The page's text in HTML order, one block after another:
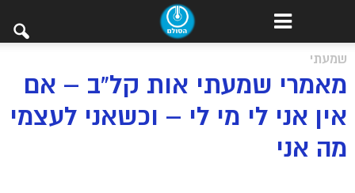
שמעתי
מאמרי שמעתי אות קל”ב – אם
אין אני לי מי לי – וכשאני לעצמי
מה אני